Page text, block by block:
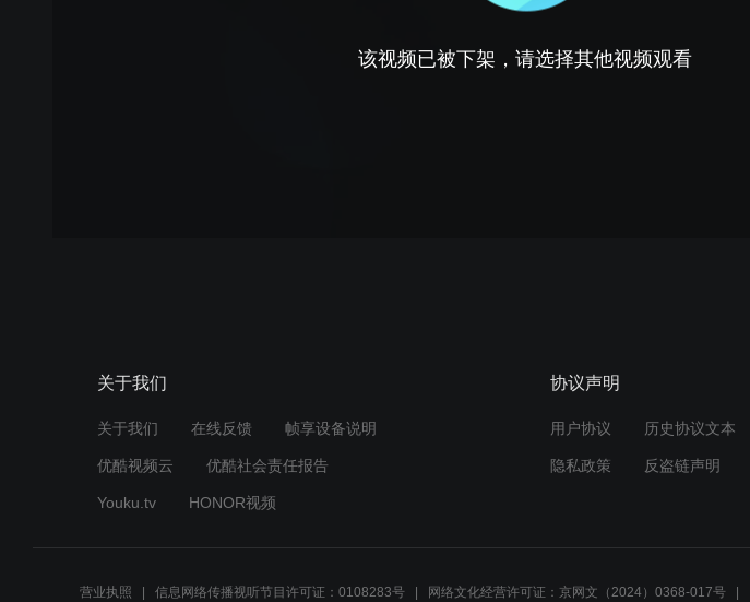
该视频已被下架，请选择其他视频观看
关于我们
关于我们 在线反馈 帧享设备说明
优酷视频云 优酷社会责任报告
Youku.tv HONOR视频
协议声明
用户协议 历史协议文本
隐私政策 反盗链声明
营业执照 信息网络传播视听节目许可证：0108283号 网络文化经营许可证：京网文（2024）0368-017号